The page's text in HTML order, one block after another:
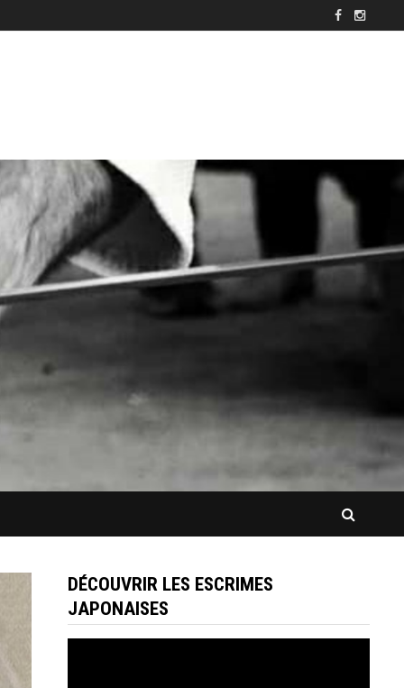
DÉCOUVRIR LES ESCRIMES
JAPONAISES